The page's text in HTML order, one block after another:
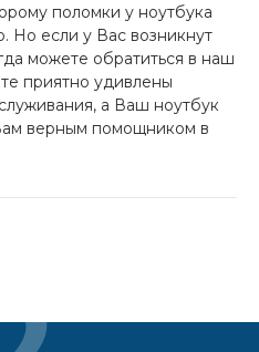
поломки у ноутбука
Но если у Вас возникнут
можете обратиться в наш
приятно удивлены
а Ваш ноутбук
верным помощником в